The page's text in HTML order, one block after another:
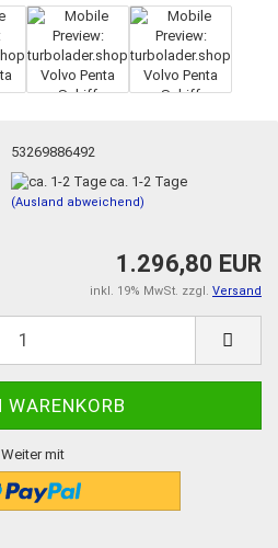
53269886492
ca. 1-2 Tage
(Ausland abweichend)
1.296,80 EUR
inkl. 19% MwSt. zzgl. Versand
Weiter mit